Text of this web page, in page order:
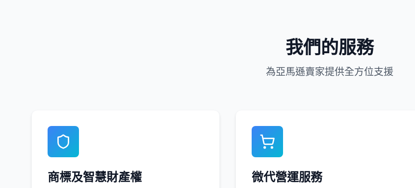
我們的服務
為亞馬遜賣家提供全方位支援
商標及智慧財產權 微代營運服務